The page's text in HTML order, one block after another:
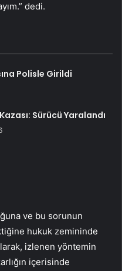
dedi.
Polisle Girildi
Sürücü Yaralandı
ve bu sorunun
hukuk zemininde
izlenen yöntemin
içerisinde